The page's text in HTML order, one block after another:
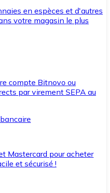
en espèces et d'autres
votre magasin le plus
compte Bitnovo ou
par virement SEPA au
Mastercard pour acheter
et sécurisé !